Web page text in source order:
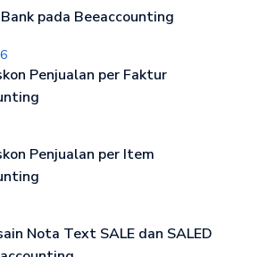
pada Beeaccounting
Penjualan per Faktur
Penjualan per Item
Nota Text SALE dan SALED